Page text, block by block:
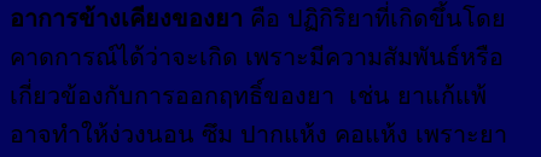
อาการข้างเคียงของยา คือ ปฏิกิริยาที่เกิดขึ้นโดย
คาดการณ์ได้ว่าจะเกิด เพราะมีความสัมพันธ์หรือ
เกี่ยวข้องกับการออกฤทธิ์ของยา เช่น ยาแก้แพ้
อาจทำให้ง่วงนอน ซึม ปากแห้ง คอแห้ง เพราะยา